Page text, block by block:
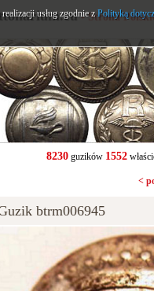
- Strona
8230guzików 1552
<
btrm006945
usług zgodnie zPolityką